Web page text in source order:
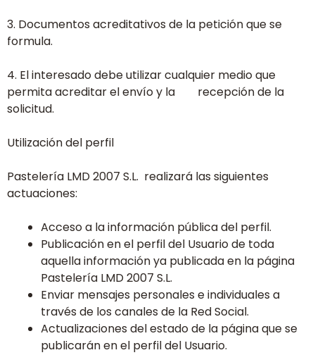
3. Documentos acreditativos de la petición que se
formula.
4. El interesado debe utilizar cualquier medio que
permita acreditar el envío y la recepción de la
solicitud.
Utilización del perfil
Pastelería LMD 2007 S.L. realizará las siguientes
actuaciones:
Acceso a la información pública del perfil.
Publicación en el perfil del Usuario de toda
aquella información ya publicada en la página
Pastelería LMD 2007 S.L.
Enviar mensajes personales e individuales a
través de los canales de la Red Social.
Actualizaciones del estado de la página que se
publicarán en el perfil del Usuario.